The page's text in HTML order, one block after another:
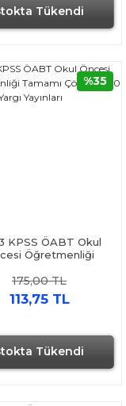
Tükendi
Tükendi
KPSS ÖABT Okul
Öğretmenliği
Yargı Yayınları
175,00 TL
113,75 TL
%35